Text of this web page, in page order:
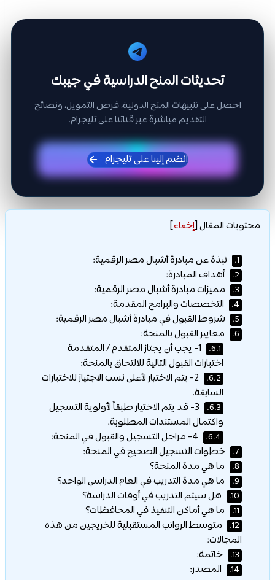
تحديثات المنح الدراسية في جيبك
احصل على تنبيهات المنح الدولية، فرص التمويل، ونصائح
التقديم مباشرة عبر قناتنا على تليجرام.
انضم إلينا على تليجرام
محتويات المقال[إخفاء]
1. نبذة عن مبادرة أشبال مصر الرقمية:
2. أهداف المبادرة:
3. مميزات مبادرة أشبال مصر الرقمية:
4. التخصصات والبرامج المقدمة:
5. شروط القبول في مبادرة أشبال مصر الرقمية:
6. معايير القبول بالمنحة:
6.1.
1- يجب أن يجتاز المتقدم / المتقدمة
اختبارات القبول التالية للالتحاق بالمنحة:
6.2.
2- يتم الاختيار لأعلى نسب الاجتياز للاختبارات
السابقة.
6.3.
3- قد يتم الاختيار طبقاً لأولوية التسجيل
واكتمال المستندات المطلوبة.
6.4.
7. خطوات التسجيل الصحيح في المنحة:
8. ما هي مدة المنحة؟
9. ما هي مدة التدريب في العام الدراسي الواحد؟
10. هل سيتم التدريب في أوقات الدراسة؟
11. ما هي أماكن التنفيذ في المحافظات؟
12.
متوسط الرواتب المستقبلية للخريجين من هذه
المجالات:
13. خاتمة:
14. المصدر: